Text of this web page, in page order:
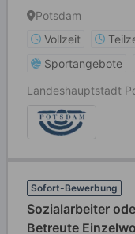
(Soziale Arbeit,
Potsdam
Vollzeit
Sportangebote
Landeshauptstadt
Sofort-Bewerbung
Sozialarbeiter
Betreute